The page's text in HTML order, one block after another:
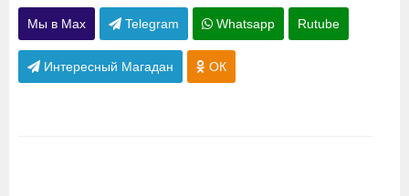
Мы в Max Telegram Whatsapp Rutube
Интересный Магадан ОК